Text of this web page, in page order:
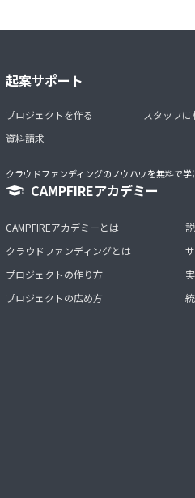
起案サポート
プロジェクトを作る
資料請求
スタッフに
クラウドファンディングのノウハウを無料で学
CAMPFIREアカデミー
CAMPFIREアカデミーとは
クラウドファンディングとは
プロジェクトの作り方
プロジェクトの広め方